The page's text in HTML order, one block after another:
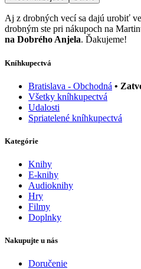
Aj z drobných vecí sa dajú urobiť
drobným ste pri nákupoch na
na Dobrého Anjela. Ďakujeme!
Kníhkupectvá
Bratislava - Obchodná •
Všetky kníhkupectvá
Udalosti
Spriatelené kníhkupectvá
Kategórie
Knihy
E-knihy
Audioknihy
Hry
Filmy
Doplnky
Nakupujte u nás
Doručenie